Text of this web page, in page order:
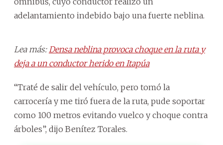
adelantamiento indebido bajo una fuerte neblina.
Lea más: Densa neblina provoca choque en la ruta y
deja a un conductor herido en Itapúa
“Traté de salir del vehículo, pero tomó la
carrocería y me tiró fuera de la ruta, pude soportar
como 100 metros evitando vuelco y choque contra
árboles”, dijo Benítez Torales.